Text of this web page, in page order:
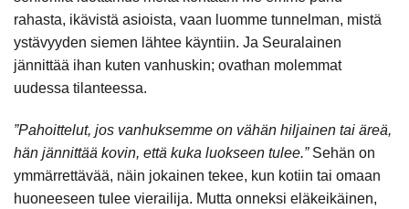
rahasta, ikävistä asioista, vaan luomme tunnelman, mistä
ystävyyden siemen lähtee käyntiin. Ja Seuralainen
jännittää ihan kuten vanhuskin; ovathan molemmat
uudessa tilanteessa.
”Pahoittelut, jos vanhuksemme on vähän hiljainen tai äreä,
hän jännittää kovin, että kuka luokseen tulee.” Sehän on
ymmärrettävää, näin jokainen tekee, kun kotiin tai omaan
huoneeseen tulee vierailija. Mutta onneksi eläkeikäinen,